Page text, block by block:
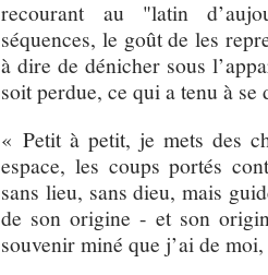
recourant au "latin
séquences, le goût de les
à dire de dénicher sous
soit perdue, ce qui a tenu à se
« Petit à petit, je mets des
espace, les coups portés
sans lieu, sans dieu, mais
de son origine - et son
souvenir miné que j’ai de